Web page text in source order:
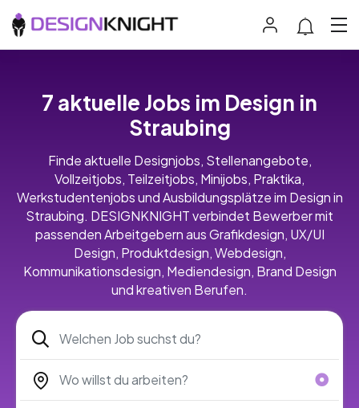
7 aktuelle Jobs im Design in
Straubing
Finde aktuelle Designjobs, Stellenangebote,
Vollzeitjobs, Teilzeitjobs, Minijobs, Praktika,
Werkstudentenjobs und Ausbildungsplätze im Design in
Straubing. DESIGNKNIGHT verbindet Bewerber mit
passenden Arbeitgebern aus Grafikdesign, UX/UI
Design, Produktdesign, Webdesign,
Kommunikationsdesign, Mediendesign, Brand Design
und kreativen Berufen.